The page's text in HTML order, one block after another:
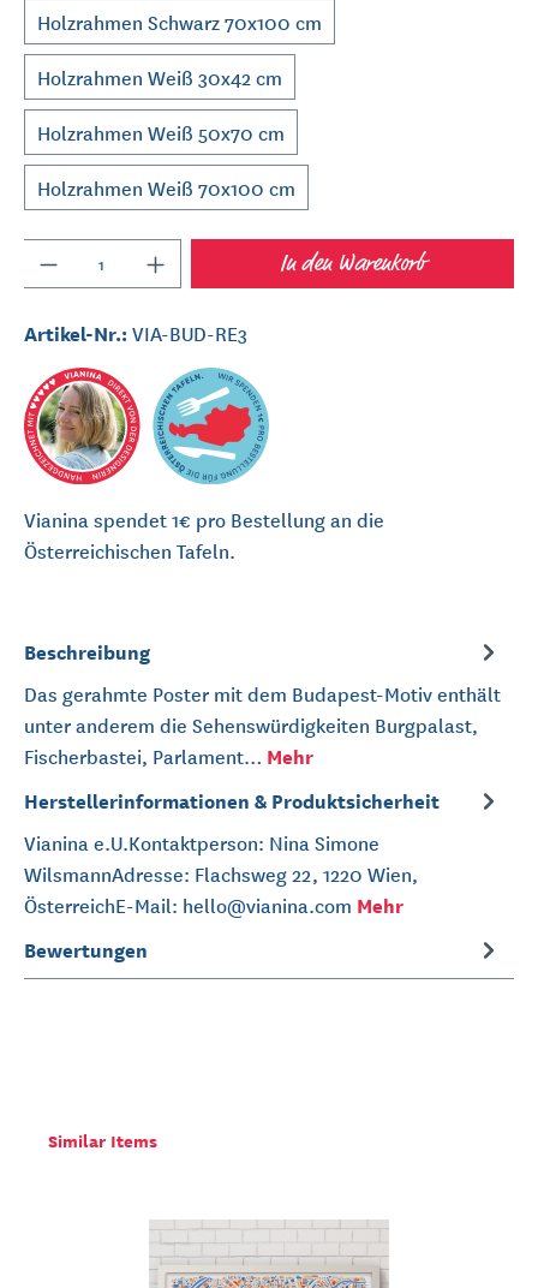
Holzrahmen Schwarz 70x100 cm
Holzrahmen Weiß 30x42 cm
Holzrahmen Weiß 50x70 cm
Holzrahmen Weiß 70x100 cm
In den Warenkorb
Artikel-Nr.:VIA-BUD-RE3
Vianina spendet 1€ pro Bestellung an die
Österreichischen Tafeln.
Beschreibung
Das gerahmte Poster mit dem Budapest-Motiv enthält
unter anderem die Sehenswürdigkeiten Burgpalast,
Fischerbastei, Parlament… Mehr
Herstellerinformationen & Produktsicherheit
Vianina e.U.Kontaktperson: Nina Simone
WilsmannAdresse: Flachsweg 22, 1220 Wien,
ÖsterreichE-Mail: hello@vianina.com Mehr
Bewertungen
Similar Items